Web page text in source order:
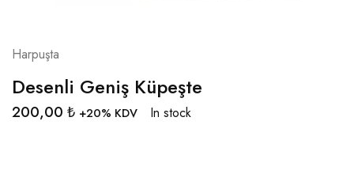
Harpuşta
Desenli Geniş Küpeşte
200,00 ₺ +20% KDV In stock